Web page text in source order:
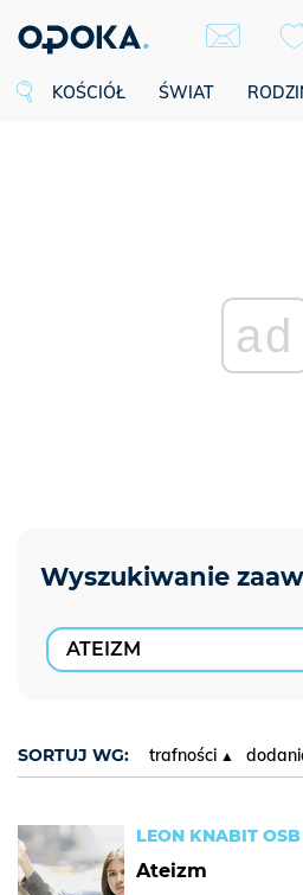
KOŚCIÓŁ ŚWIAT
ad
SORTUJ WG: trafności
LEON KNABIT OSB
Ateizm